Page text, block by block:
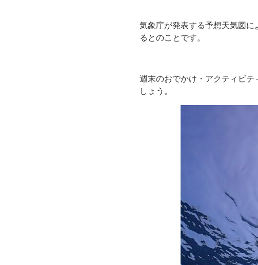
気象庁が発表する予想天気図
るとのことです。
週末のおでかけ・アクティビ
しょう。